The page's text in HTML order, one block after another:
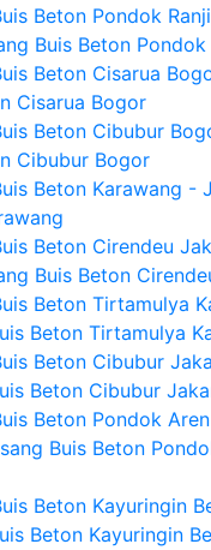
Beton Pondok
Buis Beton
Beton Cisarua
Cisarua Bogor
Beton Cibubur
Cibubur Bogor
Beton Karawang -
Beton Cirendeu
Buis Beton
Beton Tirtamulya
Beton Tirtamulya
Beton Cibubur
Beton Cibubur
Beton Pondok
Buis Beton
Beton Kayuringin
Beton Kayuringin